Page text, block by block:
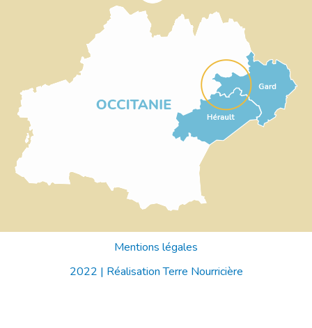
Mentions légales
2022 | Réalisation Terre Nourricière